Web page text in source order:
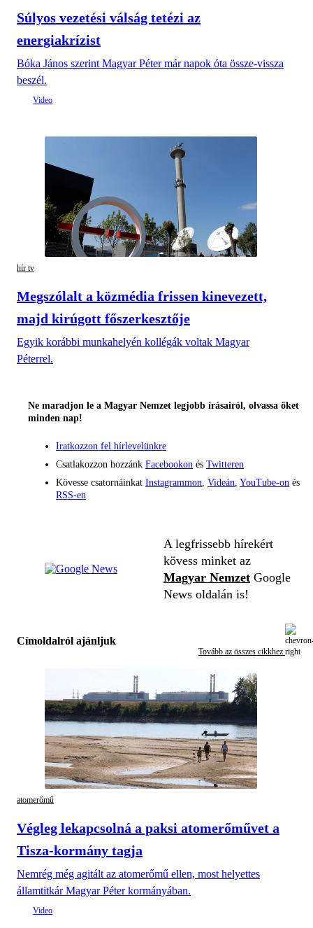
Súlyos vezetési válság tetézi az
energiakrízist
Bóka János szerint Magyar Péter már napok óta össze-vissza
beszél.
hír tv
Megszólalt a közmédia frissen kinevezett,
majd kirúgott főszerkesztője
Egyik korábbi munkahelyén kollégák voltak Magyar
Péterrel.
Ne maradjon le a Magyar Nemzet legjobb írásairól, olvassa őket
minden nap!
Iratkozzon fel hírlevelünkre
Csatlakozzon hozzánk Facebookon és Twitteren
Kövesse csatornáinkat Instagrammon, Videán, YouTube-on és
RSS-en
A legfrissebb hírekért
kövess minket az
Magyar Nemzet Google
News oldalán is!
Címoldalról ajánljuk
Tovább az összes cikkhez
atomerőmű
Végleg lekapcsolná a paksi atomerőművet a
Tisza-kormány tagja
Nemrég még agitált az atomerőmű ellen, most helyettes
államtitkár Magyar Péter kormányában.